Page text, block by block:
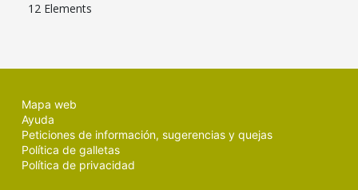
12 Elements
Mapa web
Ayuda
Peticiones de información, sugerencias y quejas
Política de galletas
Política de privacidad